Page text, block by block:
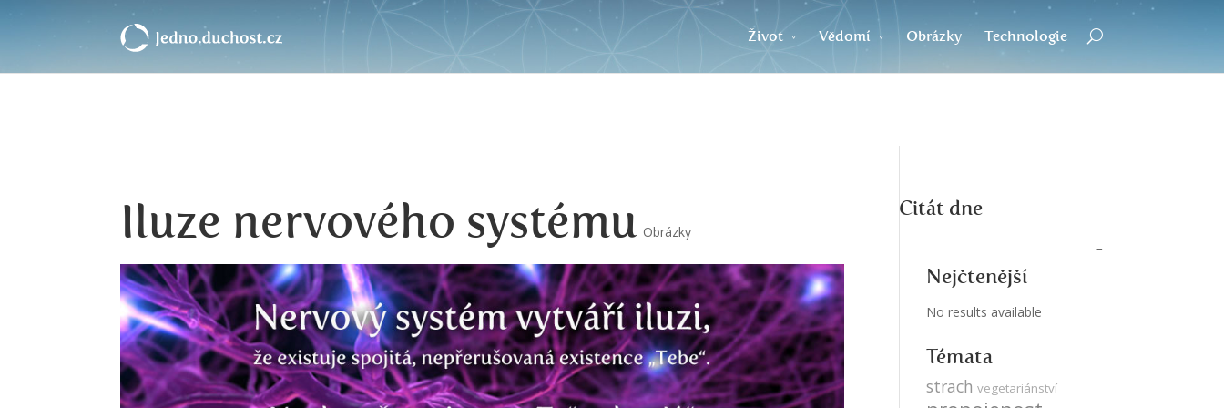
Život Vědomí Obrázky Technologie
Iluze nervového systému Obrázky
Citát dne
Nejčtenější
No results available
Témata
strach vegetariánství